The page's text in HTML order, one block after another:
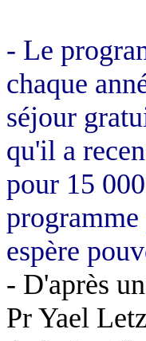
- Le
chaque
séjour
qu'il a
pour 15
programme
espère
- D'après
Pr Yael